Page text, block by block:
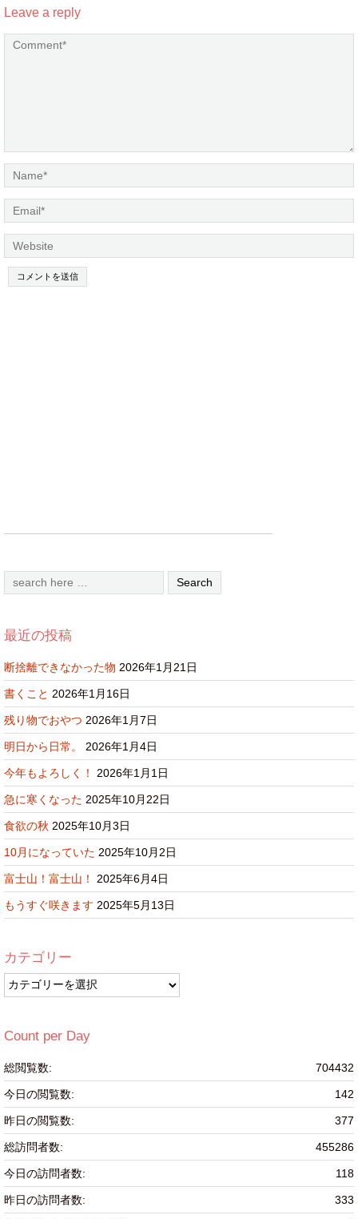
Leave a reply
最近の投稿
断捨離できなかった物 2026年1月21日
書くこと 2026年1月16日
残り物でおやつ 2026年1月7日
明日から日常。 2026年1月4日
今年もよろしく！ 2026年1月1日
急に寒くなった 2025年10月22日
食欲の秋 2025年10月3日
10月になっていた 2025年10月2日
富士山！富士山！ 2025年6月4日
もうすぐ咲きます 2025年5月13日
カテゴリー
カ
テ
リ
Count per Day
704432
総閲覧数:
142
今日の閲覧数:
377
昨日の閲覧数:
455286
総訪問者数:
118
今日の訪問者数:
333
昨日の訪問者数: